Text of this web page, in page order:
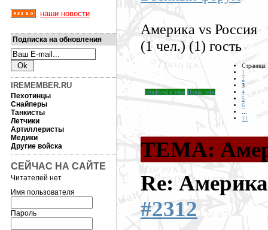
наши новости
Подписка на обновления
IREMEMBER.RU
Пехотинцы
Снайперы
Танкисты
Летчики
Артиллеристы
Медики
Другие войска
СЕЙЧАС НА САЙТЕ
Читателей нет
Имя пользователя
Пароль
Америка vs Россия
(1 чел.) (1) гость
Ответить в теме Новая тема
Страница:
1
2
3
4
5
6
11
ТЕМА:
Re:
#2312